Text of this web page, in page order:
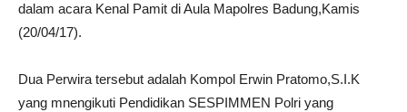
dalam acara Kenal Pamit di Aula Mapolres Badung,Kamis
(20/04/17).
Dua Perwira tersebut adalah Kompol Erwin Pratomo,S.I.K
yang mnengikuti Pendidikan SESPIMMEN Polri yang